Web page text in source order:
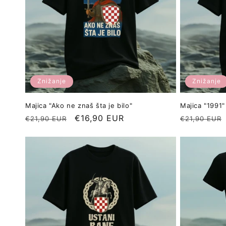
Znižanje
Majica "Ako ne znaš šta je bilo"
Redna
€21,90 EUR
Znižana
€16,90 EUR
Znižanje
Majica "1991"
Redna
€21,90 EUR